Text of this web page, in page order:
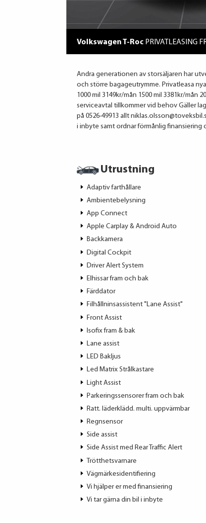
Volkswagen T-Roc PRIVATLEASING
Andra generationen av storsäljaren har
och större bagageutrymme. Privatleasa nya
1000 mil 3149kr/mån 1500 mil 3381kr/mån
serviceavtal tillkommer vid behov Gäller
på 0526-49913 allt
i inbyte samt ordnar förmånlig finansiering
Utrustning
Adaptiv farthållare
Ambientebelysning
App Connect
Apple Carplay & Android Auto
Backkamera
Digital Cockpit
Driver Alert System
Elhissar fram och bak
Färddator
Filhållninsassistent "Lane Assist"
Front Assist
Isofix fram & bak
Lane assist
LED Bakljus
Led Matrix Strålkastare
Light Assist
Parkeringssensorer fram och bak
Ratt. läderklädd. multi. uppvärmbar
Regnsensor
Side assist
Side Assist med Rear Traffic Alert
Trötthetsvarnare
Vägmärkesidentifiering
Vi hjälper er med finansiering
Vi tar gärna din bil i inbyte